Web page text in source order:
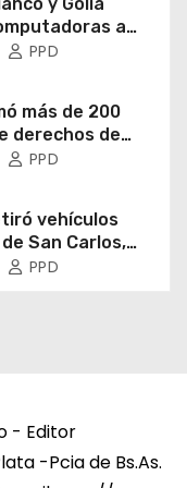
a
PPD
más de 200
derechos de
PPD
vehículos
San Carlos,
urbano
PPD
- Editor
-Pcia de Bs.As.